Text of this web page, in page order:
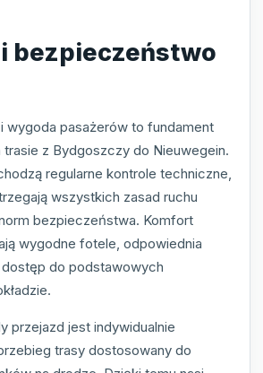
bezpieczeństwo
wygoda pasażerów to fundament
trasie z Bydgoszczy do Nieuwegein.
regularne kontrole techniczne,
wszystkich zasad ruchu
bezpieczeństwa. Komfort
wygodne fotele, odpowiednia
do podstawowych
przejazd jest indywidualnie
trasy dostosowany do